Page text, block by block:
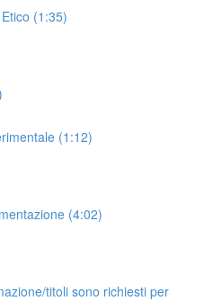
(1:35)
(1:12)
(4:02)
titoli sono richiesti per